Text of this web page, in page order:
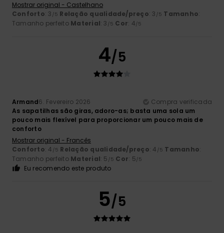
Mostrar original - Castelhano
Conforto: 3 /5 Relação qualidade/preço: 3 /5 Tamanho:
Tamanho perfeito Material: 3 /5 Cor: 4/5
4/5
Armand6. Fevereiro 2026
Compra verificada
As sapatilhas são giras, adoro-as; basta uma sola um
pouco mais flexível para proporcionar um pouco mais de
conforto
Mostrar original - Francês
Conforto: 4 /5 Relação qualidade/preço: 4 /5 Tamanho:
Tamanho perfeito Material: 5 /5 Cor: 5/5
Eu recomendo este produto
5/5